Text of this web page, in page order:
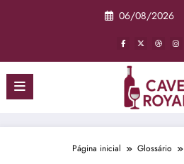
06/08/2026
Página inicial Glossário